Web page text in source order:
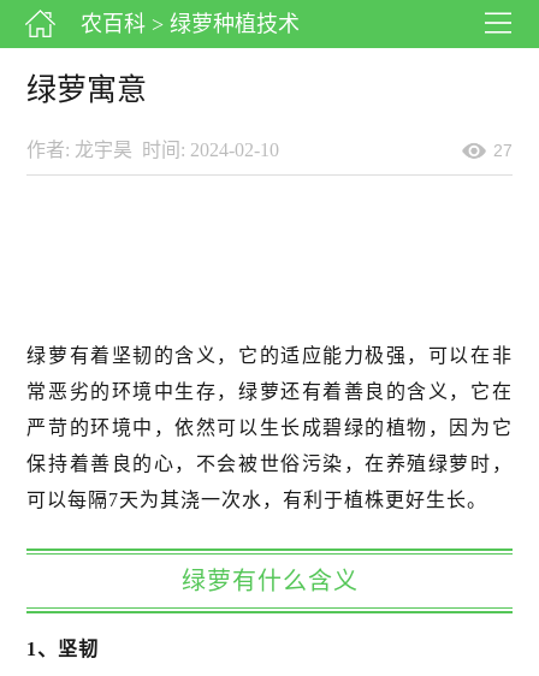
农百科 > 绿萝种植技术
绿萝寓意
作者: 龙宇昊 时间: 2024-02-10 27
绿萝有着坚韧的含义，它的适应能力极强，可以在非
常恶劣的环境中生存，绿萝还有着善良的含义，它在
严苛的环境中，依然可以生长成碧绿的植物，因为它
保持着善良的心，不会被世俗污染，在养殖绿萝时，
可以每隔7天为其浇一次水，有利于植株更好生长。
绿萝有什么含义
1、坚韧